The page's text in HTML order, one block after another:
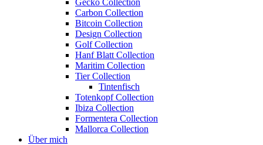
Carbon Collection
Bitcoin Collection
Design Collection
Golf Collection
Hanf Blatt Collection
Maritim Collection
Tier Collection
Tintenfisch
Totenkopf Collection
Ibiza Collection
Formentera Collection
Mallorca Collection
Über mich